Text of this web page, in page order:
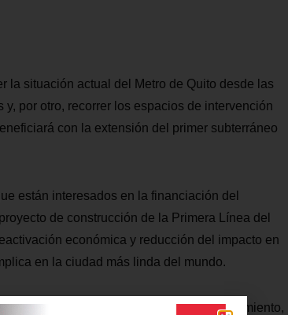
la situación actual del Metro de Quito desde las
por otro, recorrer los espacios de intervención
con la extensión del primer subterráneo
están interesados en la financiación del
de construcción de la Primera Línea del
económica y reducción del impacto en
en la ciudad más linda del mundo.
con otros organismos de financiamiento,